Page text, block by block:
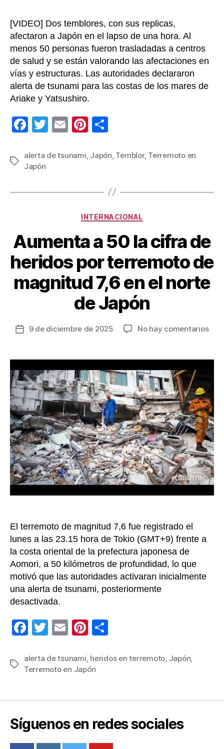
[VIDEO] Dos temblores, con sus replicas,
afectaron a Japón en el lapso de una hora. Al
menos 50 personas fueron trasladadas a centros
de salud y se están valorando las afectaciones en
vías y estructuras. Las autoridades declararon
alerta de tsunami para las costas de los mares de
Ariake y Yatsushiro.
F
c
e
b
k
T
tt
E
ail
Pi
er
st
m
ar
Etiquetas
alerta de tsunami, Japón, Temblor, Terremoto en
Japón
Categorías
INTERNACIONAL
Aumenta a 50 la cifra de
heridos por terremoto de
magnitud 7,6 en el norte
de Japón
Fecha
entrada
9 de diciembre de 2025 No hay comentariosen
50
de
por
de
7,6
en
el
El terremoto de magnitud 7,6 fue registrado el
lunes a las 23.15 hora de Tokio (GMT+9) frente a
la costa oriental de la prefectura japonesa de
Aomori, a 50 kilómetros de profundidad, lo que
motivó que las autoridades activaran inicialmente
una alerta de tsunami, posteriormente
desactivada.
F
c
e
o
k
T
tt
er
E
ail
Pi
er
e
m
Etiquetas
alerta de tsunami, heridos en terremoto, Japón,
Terremoto en Japón
Síguenos en redes sociales